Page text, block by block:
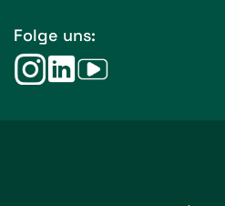
Folge uns: